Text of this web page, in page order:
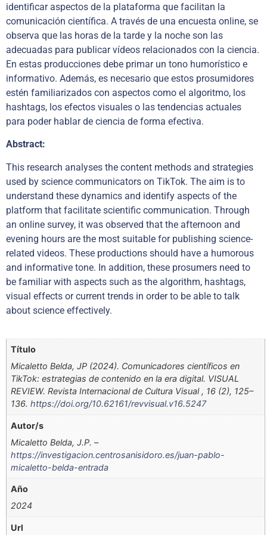
identificar aspectos de la plataforma que facilitan la
comunicación científica. A través de una encuesta online, se
observa que las horas de la tarde y la noche son las
adecuadas para publicar vídeos relacionados con la ciencia.
En estas producciones debe primar un tono humorístico e
informativo. Además, es necesario que estos prosumidores
estén familiarizados con aspectos como el algoritmo, los
hashtags, los efectos visuales o las tendencias actuales
para poder hablar de ciencia de forma efectiva.
Abstract:
This research analyses the content methods and strategies
used by science communicators on TikTok. The aim is to
understand these dynamics and identify aspects of the
platform that facilitate scientific communication. Through
an online survey, it was observed that the afternoon and
evening hours are the most suitable for publishing science-
related videos. These productions should have a humorous
and informative tone. In addition, these prosumers need to
be familiar with aspects such as the algorithm, hashtags,
visual effects or current trends in order to be able to talk
about science effectively.
Título
Micaletto Belda, JP (2024). Comunicadores científicos en
TikTok: estrategias de contenido en la era digital. VISUAL
REVIEW. Revista Internacional de Cultura Visual , 16 (2), 125–
136.https://doi.org/10.62161/revvisual.v16.5247
Autor/s
Micaletto Belda, J.P. –
https://investigacion.centrosanisidoro.es/juan-pablo-
micaletto-belda-entrada
Año
2024
Url